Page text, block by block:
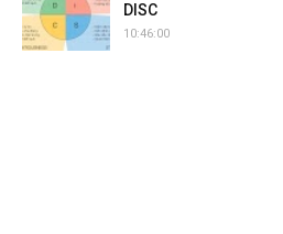
DISC
10:46:00